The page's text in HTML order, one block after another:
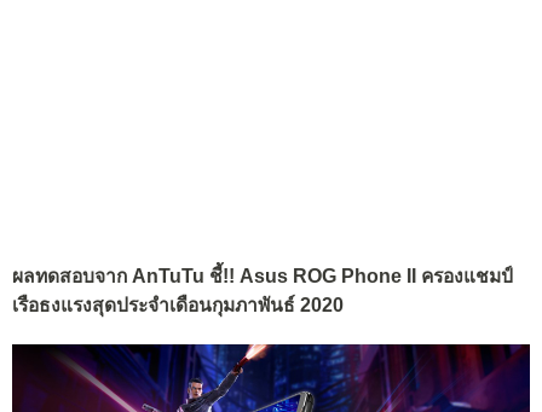
ผลทดสอบจาก AnTuTu ชี้!! Asus ROG Phone II ครองแชมป์
เรือธงแรงสุดประจำเดือนกุมภาพันธ์ 2020